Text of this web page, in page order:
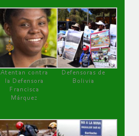
Atentan contra
la Defensora
Francisca
Márquez
Defensoras de
Bolivia